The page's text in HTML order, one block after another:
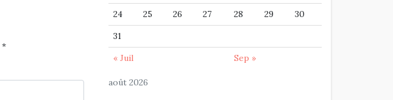
*
août 2026
24
25 26 27 28 29
30
31
« Juil
Sep »